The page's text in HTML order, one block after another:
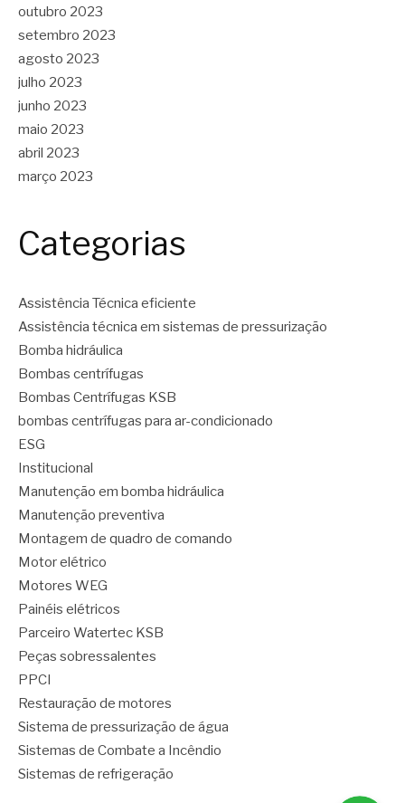
outubro 2023
setembro 2023
agosto 2023
julho 2023
junho 2023
maio 2023
abril 2023
março 2023
Categorias
Assistência Técnica eficiente
Assistência técnica em sistemas de pressurização
Bomba hidráulica
Bombas centrífugas
Bombas Centrífugas KSB
bombas centrífugas para ar-condicionado
ESG
Institucional
Manutenção em bomba hidráulica
Manutenção preventiva
Montagem de quadro de comando
Motor elétrico
Motores WEG
Painéis elétricos
Parceiro Watertec KSB
Peças sobressalentes
PPCI
Restauração de motores
Sistema de pressurização de água
Sistemas de Combate a Incêndio
Sistemas de refrigeração